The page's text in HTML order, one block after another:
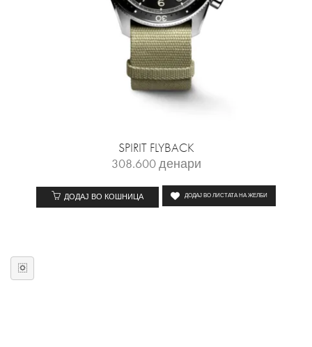
SPIRIT FLYBACK
308.600денари
ДОДАЈ ВО КОШНИЦА ДОДАЈ ВО ЛИСТАТА НА ЖЕЛБИ